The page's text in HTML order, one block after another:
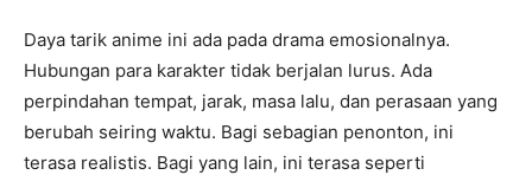
Daya tarik anime ini ada pada drama emosionalnya.
Hubungan para karakter tidak berjalan lurus. Ada
perpindahan tempat, jarak, masa lalu, dan perasaan yang
berubah seiring waktu. Bagi sebagian penonton, ini
terasa realistis. Bagi yang lain, ini terasa seperti